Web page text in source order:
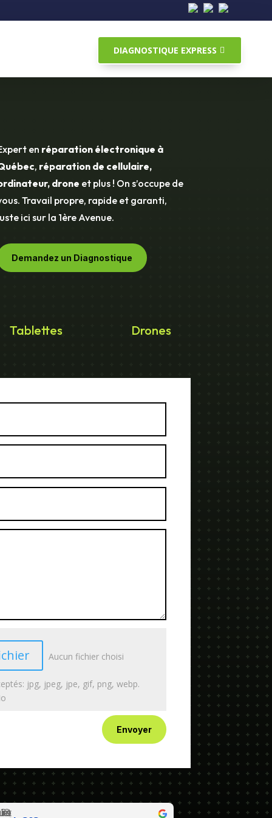
DIAGNOSTIQUE EXPRESS
en réparation électronique à
, réparation de cellulaire,
drone et plus ! On s’occupe de
Travail propre, rapide et garanti,
ici sur la 1ère Avenue.
Demandez un Diagnostique
Tablettes Drones
Aucun fichier choisi
jpg, jpeg, jpe, gif, png, webp.
Envoyer